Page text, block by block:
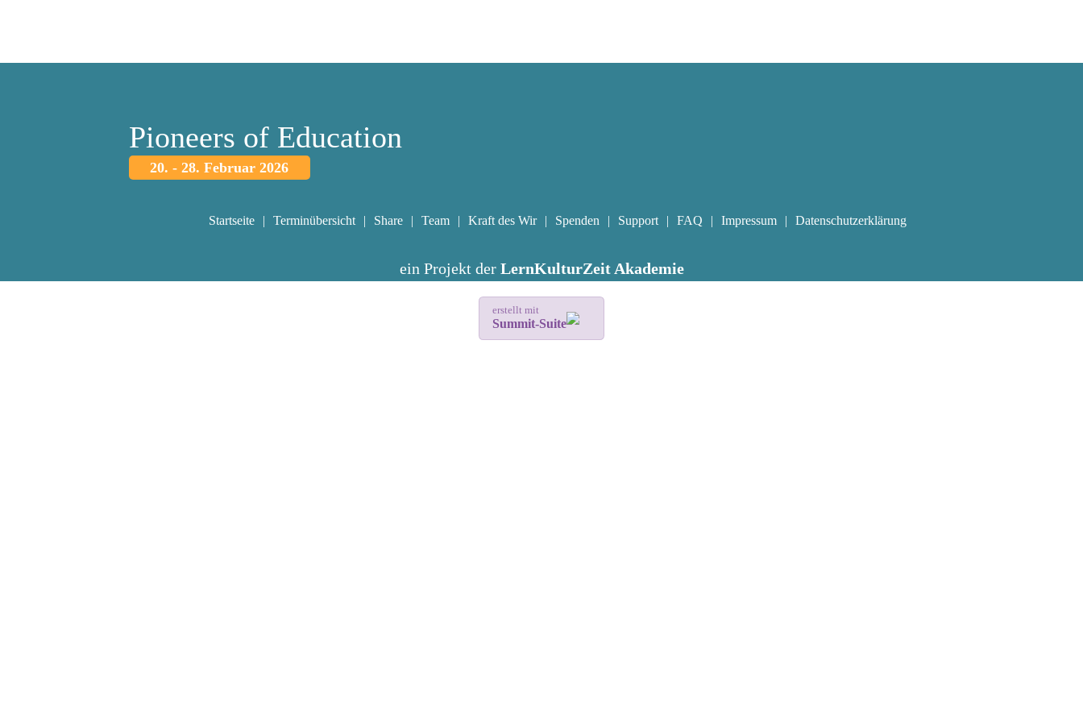
Pioneers of Education
20. - 28. Februar 2026
Startseite Terminübersicht Share Team Kraft des Wir Spenden Support FAQ Impressum Datenschutzerklärung
ein Projekt der LernKulturZeit Akademie
erstellt mit
Summit-Suite